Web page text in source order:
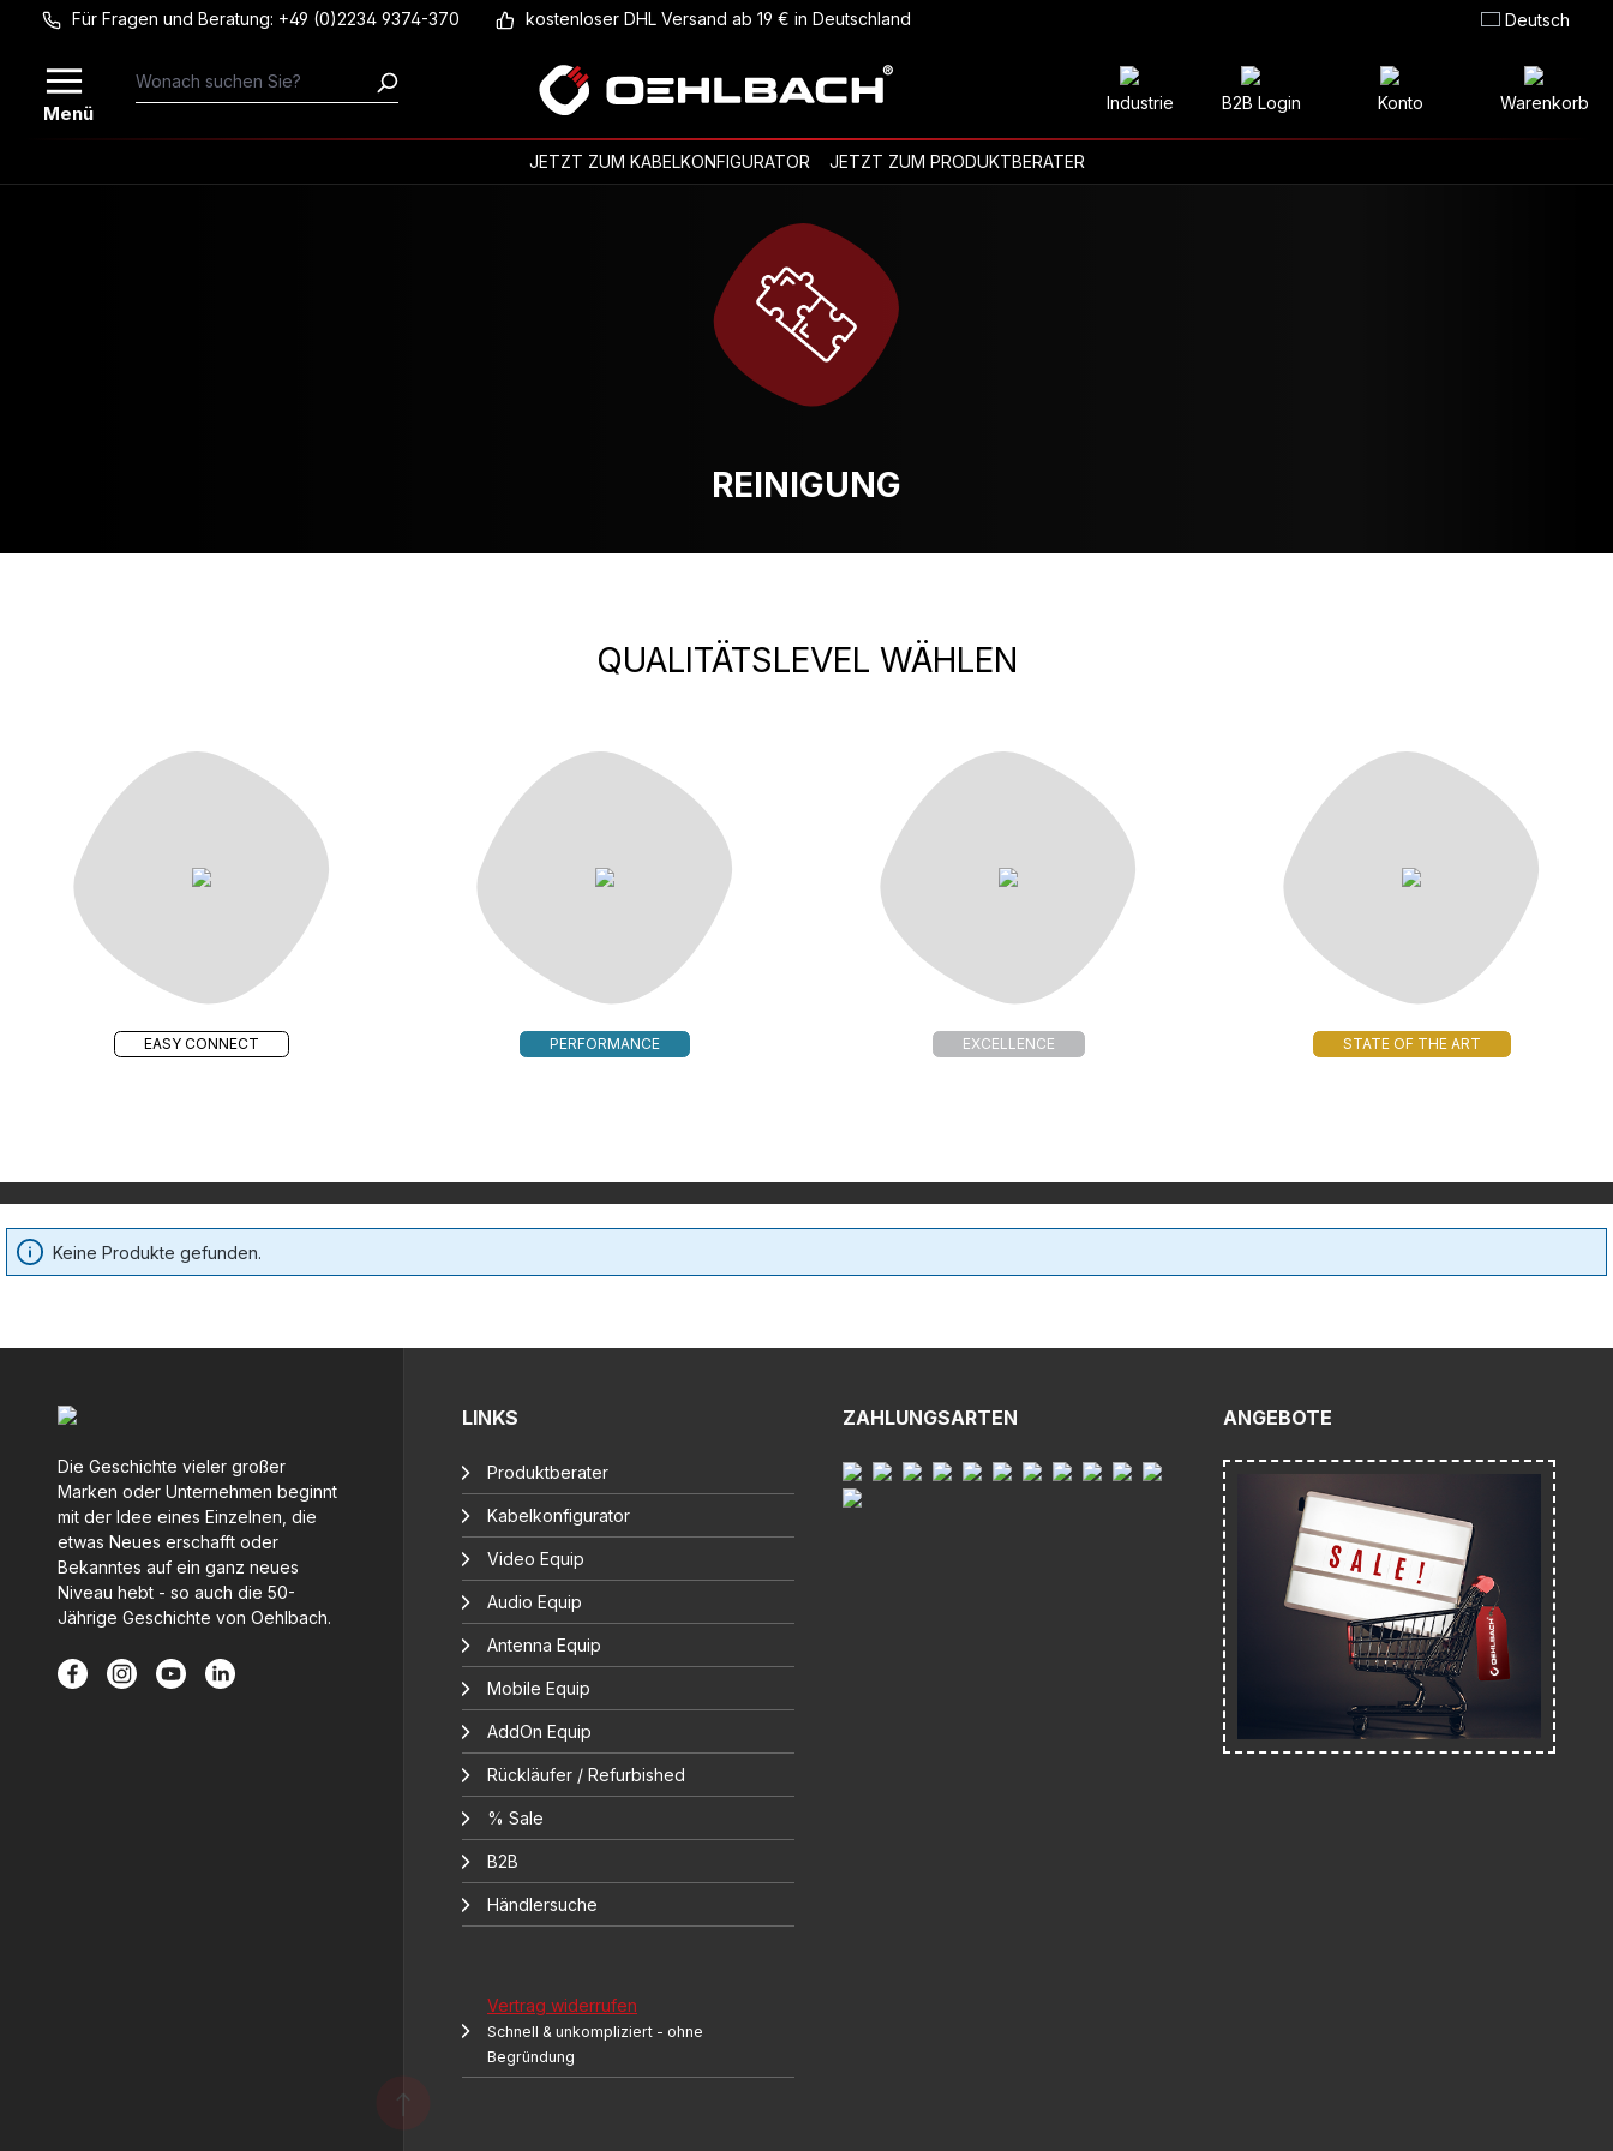
Zum Hauptinhalt springen
Für Fragen und Beratung: +49 (0)2234 9374-370 kostenloser DHL Versand ab 19 € in Deutschland Deutsch
Menü Industrie B2B Login Konto Warenkorb
JETZT ZUM KABELKONFIGURATOR JETZT ZUM PRODUKTBERATER
REINIGUNG
QUALITÄTSLEVEL WÄHLEN
EASY CONNECT PERFORMANCE EXCELLENCE STATE OF THE ART
Keine Produkte gefunden.
Die Geschichte vieler großer
Marken oder Unternehmen beginnt
mit der Idee eines Einzelnen, die
etwas Neues erschafft oder
Bekanntes auf ein ganz neues
Niveau hebt - so auch die 50-
Jährige Geschichte von Oehlbach.
LINKS
Produktberater
Kabelkonfigurator
Video Equip
Audio Equip
Antenna Equip
Mobile Equip
AddOn Equip
Rückläufer / Refurbished
% Sale
B2B
Händlersuche
Vertrag widerrufen
Schnell & unkompliziert - ohne
Begründung
ZAHLUNGSARTEN ANGEBOTE